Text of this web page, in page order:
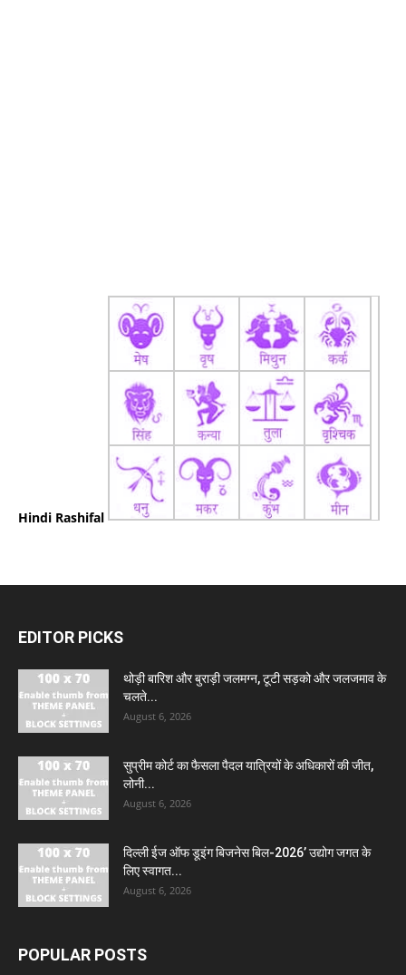
Hindi Rashifal
EDITOR PICKS
थोड़ी बारिश और बुराड़ी जलमग्न, टूटी सड़को और जलजमाव के
चलते...
August 6, 2026
सुप्रीम कोर्ट का फैसला पैदल यात्रियों के अधिकारों की जीत,
लोनी...
August 6, 2026
दिल्ली ईज ऑफ डूइंग बिजनेस बिल-2026’ उद्योग जगत के
लिए स्वागत...
August 6, 2026
POPULAR POSTS